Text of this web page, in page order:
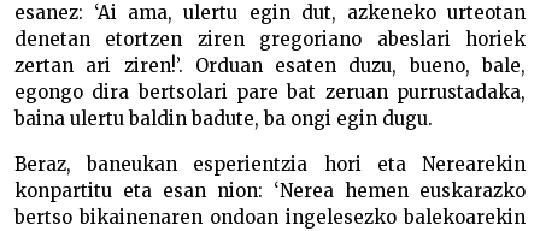
esanez: ‘Ai ama, ulertu egin dut, azkeneko urteotan
denetan etortzen ziren gregoriano abeslari horiek
zertan ari ziren!’. Orduan esaten duzu, bueno, bale,
egongo dira bertsolari pare bat zeruan purrustadaka,
baina ulertu baldin badute, ba ongi egin dugu.
Beraz, baneukan esperientzia hori eta Nerearekin
konpartitu eta esan nion: ‘Nerea hemen euskarazko
bertso bikainenaren ondoan ingelesezko balekoarekin